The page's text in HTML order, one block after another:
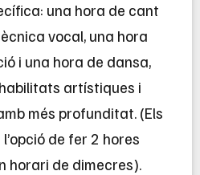
una hora de cant
vocal, una hora
i una hora de dansa,
artístiques i
més profunditat. (Els
de fer 2 hores
horari de dimecres).